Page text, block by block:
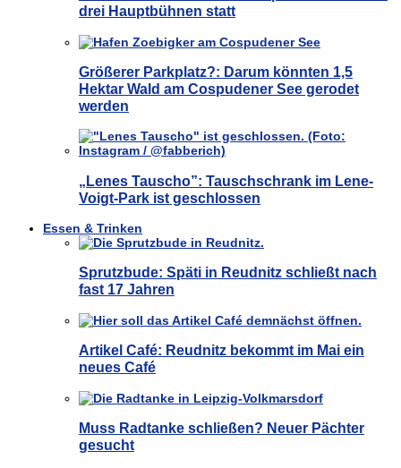
drei Hauptbühnen statt
Größerer Parkplatz?: Darum könnten 1,5
Hektar Wald am Cospudener See gerodet
werden
„Lenes Tauscho”: Tauschschrank im Lene-
Voigt-Park ist geschlossen
Essen & Trinken
Sprutzbude: Späti in Reudnitz schließt nach
fast 17 Jahren
Artikel Café: Reudnitz bekommt im Mai ein
neues Café
Muss Radtanke schließen? Neuer Pächter
gesucht